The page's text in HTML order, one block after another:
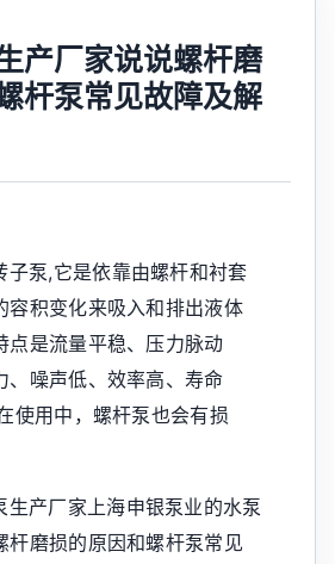
产厂家说说螺杆磨
杆泵常见故障及解
子泵,它是依靠由螺杆和衬套
容积变化来吸入和排出液体
点是流量平稳、压力脉动
、噪声低、效率高、寿命
使用中，螺杆泵也会有损
生产厂家上海申银泵业的水泵
杆磨损的原因和螺杆泵常见